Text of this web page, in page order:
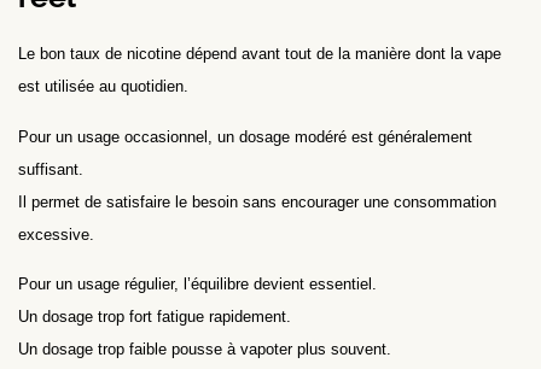
Le bon taux de nicotine dépend avant tout de la manière dont la vape
est utilisée au quotidien.
Pour un usage occasionnel, un dosage modéré est généralement
suffisant.
Il permet de satisfaire le besoin sans encourager une consommation
excessive.
Pour un usage régulier, l’équilibre devient essentiel.
Un dosage trop fort fatigue rapidement.
Un dosage trop faible pousse à vapoter plus souvent.